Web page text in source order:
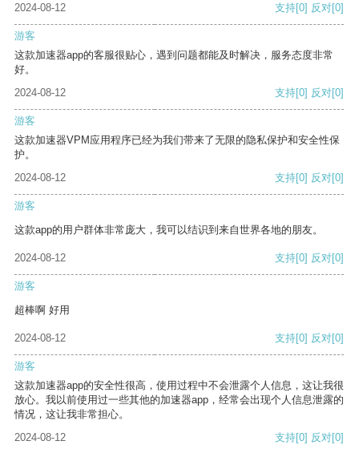
2024-08-12
支持[0] 反对[0]
游客
这款加速器app的客服很贴心，遇到问题都能及时解决，服务态度非常
好。
2024-08-12
支持[0] 反对[0]
游客
这款加速器VPM应用程序已经为我们带来了无限的隐私保护和安全性保
护。
2024-08-12
支持[0] 反对[0]
游客
这款app的用户群体非常庞大，我可以结识到来自世界各地的朋友。
2024-08-12 支持[0] 反对[0]
游客
超棒啊 好用
2024-08-12 支持[0] 反对[0]
游客
这款加速器app的安全性很高，使用过程中不会泄露个人信息，这让我很
放心。我以前使用过一些其他的加速器app，经常会出现个人信息泄露的
情况，这让我非常担心。
2024-08-12
支持[0] 反对[0]